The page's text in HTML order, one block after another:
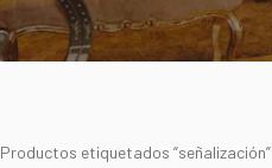
Productos etiquetados “señalización”